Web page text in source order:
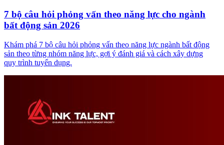
7 bộ câu hỏi phỏng vấn theo năng lực cho ngành
bất động sản 2026
Khám phá 7 bộ câu hỏi phỏng vấn theo năng lực ngành bất động
sản theo từng nhóm năng lực, gợi ý đánh giá và cách xây dựng
quy trình tuyển dụng.